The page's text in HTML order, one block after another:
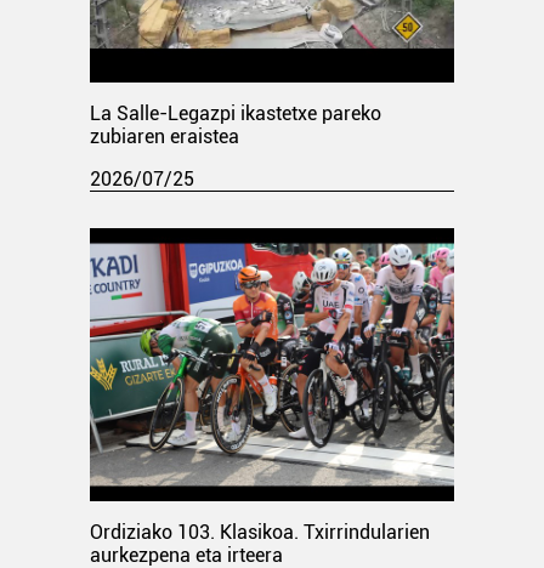
La Salle-Legazpi ikastetxe pareko
zubiaren eraistea
2026/07/25
Ordiziako 103. Klasikoa. Txirrindularien
aurkezpena eta irteera